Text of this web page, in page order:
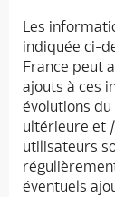
Les
indiquée ci-
France peut
ajouts à ces
évolutions
ultérieure et
utilisateurs
éventuels